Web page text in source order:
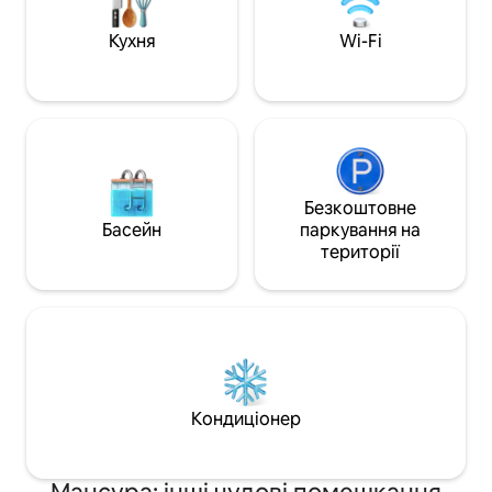
необхідним для
безпечного
досяжності. Для
документи про
Кухня Wi-Fi
Басейн
Безкоштовне
паркування на
території
Кондиціонер